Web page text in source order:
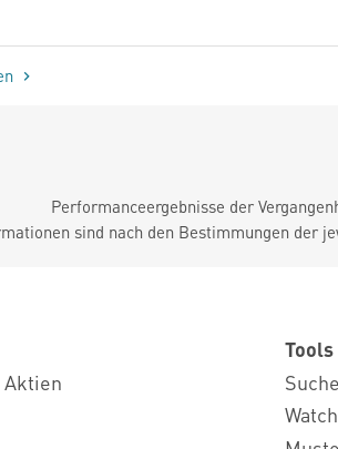
Performanceergebnisse der
sind nach den Bestimmungen der
Aktien
Tools
Suche